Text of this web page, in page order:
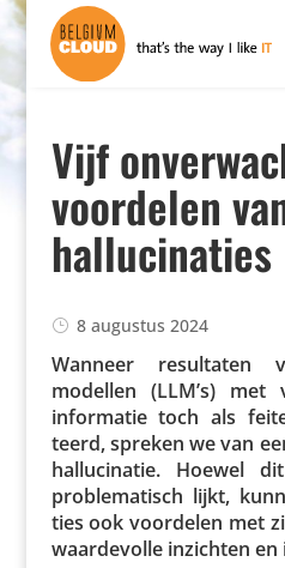
Vijf
voordelen
hallucinaties
8 augustus 2024
Wanneer resul­taten
modellen (LLM’s) met
infor­matie toch als
teerd, spreken we van
hallu­ci­natie. Hoewel
proble­ma­tisch lijkt,
ties ook voordelen met
waar­de­volle inzichten en